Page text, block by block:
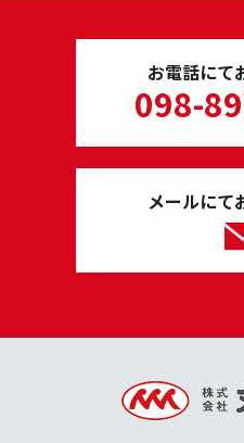
お電話にて
098-
メールにて